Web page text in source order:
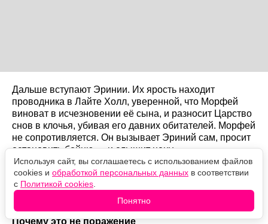
Дальше вступают Эринии. Их ярость находит
проводника в Лайте Холл, уверенной, что Морфей
виноват в исчезновении её сына, и разносит Царство
снов в клочья, убивая его давних обитателей. Морфей
не сопротивляется. Он вызывает Эриний сам, просит
остановить бойню — и слышит цену.
На каменном утёсе его встречает сестра. Смерть
берёт его за руку, и всё исчезает во вспышке белого
Почему это не поражение
Используя сайт, вы соглашаетесь с использованием файлов
cookies и обработкой персональных данных в соответствии
с Политикой cookies
Понятно